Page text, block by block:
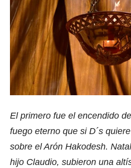
El primero fue el encendido
fuego eterno que si D´s
sobre el Arón Hakodesh.
hijo Claudio, subieron una